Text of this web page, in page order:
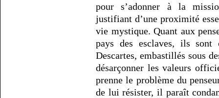
pour s’adonner à la
justifiant d’une proximité
vie mystique. Quant aux
pays des esclaves, ils sont
Descartes, embastillés sous
désarçonner les valeurs
prenne le problème du
de lui résister, il paraît